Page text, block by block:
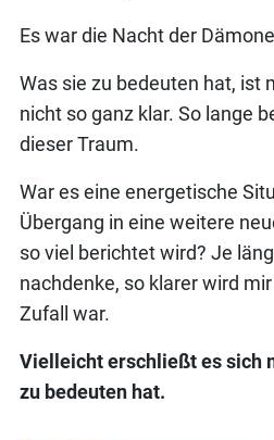
Es war die Nacht der
Was sie zu bedeuten hat, ist
nicht so ganz klar. So lange
dieser Traum.
War es eine energetische
Übergang in eine weitere
so viel berichtet wird? Je
nachdenke, so klarer wird
Zufall war.
Vielleicht erschließt es sich
zu bedeuten hat.